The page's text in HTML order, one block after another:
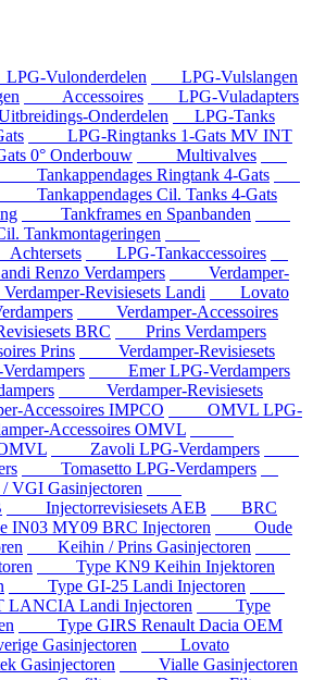
Vulonderdelen
LPG-Vulslangen
Accessoires
LPG-Vuladapters
Onderdelen
LPG-Tanks
LPG-Ringtanks 1-Gats MV INT
0° Onderbouw
Multivalves
Tankappendages Ringtank 4-Gats
Tankappendages Cil. Tanks 4-Gats
Tankframes en Spanbanden
LPG-Tankaccessoires
Renzo Verdampers
Verdamper-
Revisiesets Landi
Lovato
Verdamper-Accessoires
BRC
Prins Verdampers
Prins
Verdamper-Revisiesets
Emer LPG-Verdampers
Verdamper-Revisiesets
IMPCO
OMVL LPG-
Accessoires OMVL
Zavoli LPG-Verdampers
Tomasetto LPG-Verdampers
Gasinjectoren
Injectorrevisiesets AEB
BRC
MY09 BRC Injectoren
Oude
Keihin / Prins Gasinjectoren
Type KN9 Keihin Injektoren
Type GI-25 Landi Injectoren
LANCIA Landi Injectoren
Type
Type GIRS Renault Dacia OEM
Gasinjectoren
Lovato
Vialle Gasinjectoren